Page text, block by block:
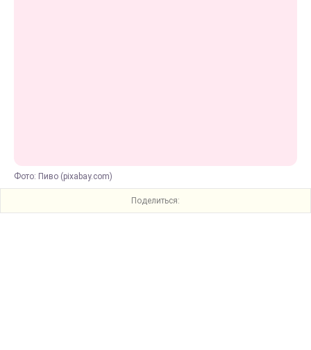
Фото: Пиво (pixabay.com)
Поделиться: